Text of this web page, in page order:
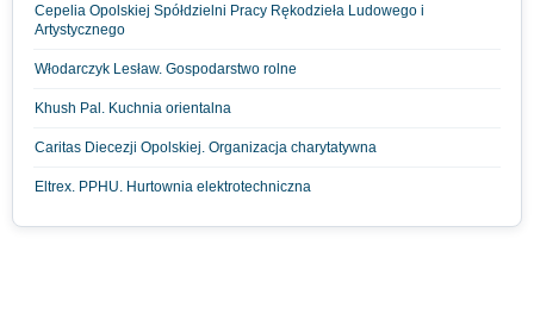
Cepelia Opolskiej Spółdzielni Pracy Rękodzieła Ludowego i
Artystycznego
Włodarczyk Lesław. Gospodarstwo rolne
Khush Pal. Kuchnia orientalna
Caritas Diecezji Opolskiej. Organizacja charytatywna
Eltrex. PPHU. Hurtownia elektrotechniczna